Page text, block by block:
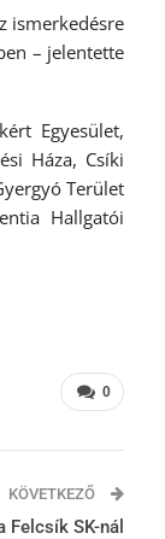
ismerkedésre
– jelentette
Egyesület,
Háza, Csíki
Terület
Hallgatói
0
KÖVETKEZŐ
Felcsík SK-nál